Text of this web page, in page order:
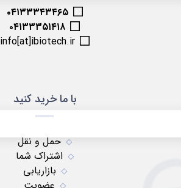
۰۴۱۳۳۳۴۳۴۶۵
۰۴۱۳۳۳۵۱۴۱۸
info[at]ibiotech.ir
با ما خرید کنید
حمل و نقل
اشتراک شما
بازاریابی